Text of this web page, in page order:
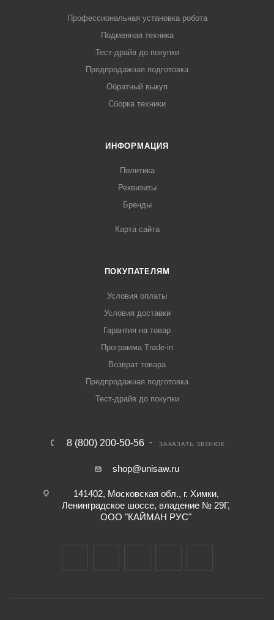
Профессиональная установка робота
Подменная техника
Тест-драйв до покупки
Предпродажная подготовка
Обратный выкуп
Сборка техники
ИНФОРМАЦИЯ
Политика
Реквизиты
Бренды
Карта сайта
ПОКУПАТЕЛЯМ
Условия оплаты
Условия доставки
Гарантия на товар
Программа Trade-in
Возврат товара
Предпродажная подготовка
Тест-драйв до покупки
8 (800) 200-50-56 ЗАКАЗАТЬ ЗВОНОК
shop@unisaw.ru
141402, Московская обл., г. Химки,
Ленинградское шоссе, владение № 29Г,
ООО "КАЙМАН РУС"